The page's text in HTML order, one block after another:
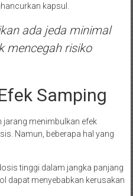
kapsul.
ada jeda minimal
mencegah risiko
Samping
menimbulkan efek
Namun, beberapa hal yang
tinggi dalam jangka panjang
dapat menyebabkan kerusakan